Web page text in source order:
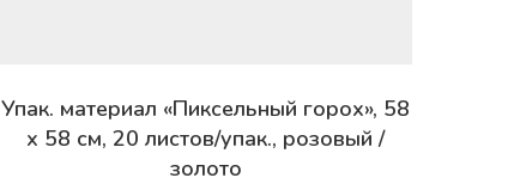
Упак. материал «Пиксельный горох», 58
х 58 см, 20 листов/упак., розовый /
золото